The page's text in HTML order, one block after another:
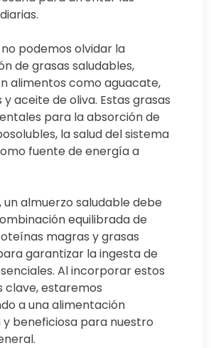
podemos olvidar la
de grasas saludables,
alimentos como aguacate,
aceite de oliva. Estas grasas
para la absorción de
la salud del sistema
fuente de energía a
un almuerzo saludable debe
equilibrada de
magras y grasas
garantizar la ingesta de
Al incorporar estos
clave, estaremos
a una alimentación
beneficiosa para nuestro